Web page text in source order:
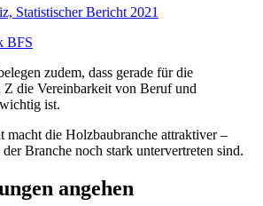
Statistischer Bericht 2021
BFS
zudem, dass gerade für die
Z die Vereinbarkeit von Beruf und
ist.
macht die Holzbaubranche attraktiver –
Branche noch stark untervertreten sind.
angehen